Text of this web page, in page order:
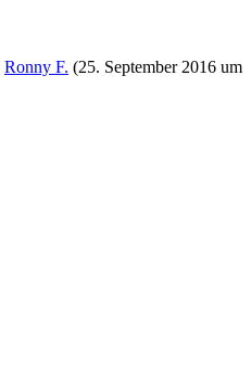
Ronny F. (25. September 2016 um